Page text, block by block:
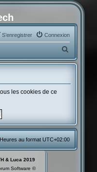
Connexion
S’enregistrer
e
h
h
e
les cookies de ce
Heures au formatUTC+02:00
& Luca 2019
Software ©